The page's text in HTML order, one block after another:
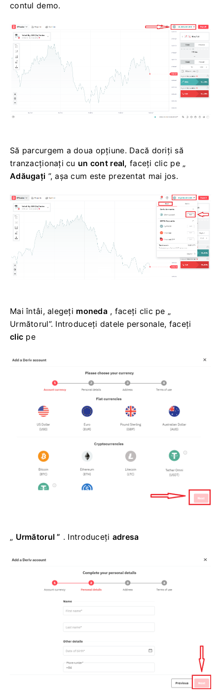
contul demo.
Să parcurgem a doua opțiune. Dacă doriți să
tranzacționați cu un cont real, faceți clic pe „
Adăugați ”, așa cum este prezentat mai jos.
Mai întâi, alegeți moneda , faceți clic pe „
Următorul”. Introduceți datele personale, faceți
clic pe
„ Următorul” . Introduceți adresa